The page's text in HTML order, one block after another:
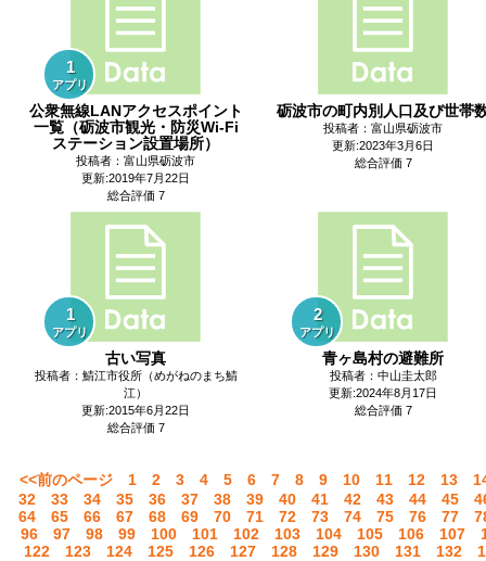
1
アプリ
公衆無線LANアクセスポイント
一覧（砺波市観光・防災Wi-Fi
ステーション設置場所）
投稿者：富山県砺波市
更新:2019年7月22日
総合評価 7
砺波市の町内別人口及び世帯
投稿者：富山県砺波市
更新:2023年3月6日
総合評価 7
1
アプリ
古い写真
投稿者：鯖江市役所（めがねのまち鯖
江）
更新:2015年6月22日
総合評価 7
2
アプリ
青ヶ島村の避難所
投稿者：中山圭太郎
更新:2024年8月17日
総合評価 7
<<前のページ 1 2 3 4 5 6 7 8 9 10 11 12 13
32
33 34 35 36 37 38 39 40 41 42 43 44 45
64
65 66 67 68 69 70 71 72 73 74 75 76 77
96
97 98 99 100 101 102 103 104 105 106 107
122
123 124 125 126 127 128 129 130 131 132